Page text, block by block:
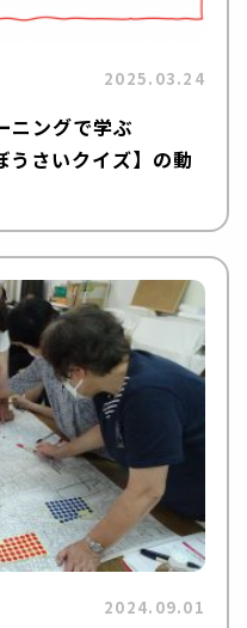
2025.03.24
ニングで学ぶ
うさいクイズ】の動
2024.09.01